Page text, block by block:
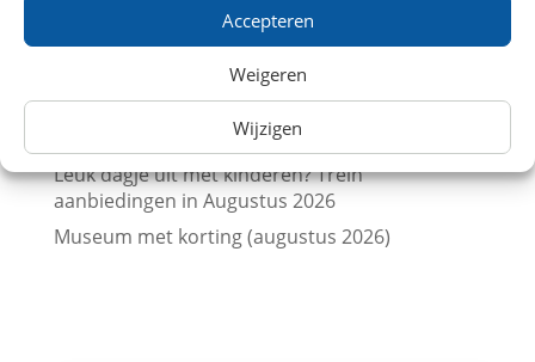
Accepteren
Weigeren
Wijzigen
Vergelijk treinkaartjes naar Parijs met
prijskalenders
Treinkaartjes bij NS International met korting
(augustus 2026)
Beurs en trein met korting (augustus 2026)
Leuk dagje uit met kinderen? Trein
aanbiedingen in Augustus 2026
Museum met korting (augustus 2026)